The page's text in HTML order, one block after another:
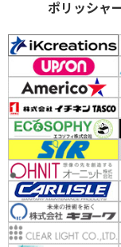
ポリッシャ